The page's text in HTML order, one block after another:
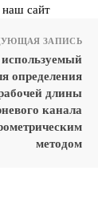
наш сайт
ЗАПИСЬ
определения
длины
канала
методом